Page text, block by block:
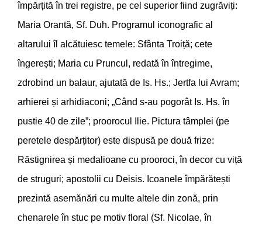
împărțită în trei registre, pe cel superior fiind zugrăviți:
Maria Orantă, Sf. Duh. Programul iconografic al
altarului îl alcătuiesc temele: Sfânta Troiță; cete
îngerești; Maria cu Pruncul, redată în întregime,
zdrobind un balaur, ajutată de Is. Hs.; Jertfa lui Avram;
arhierei și arhidiaconi; „Când s-au pogorât Is. Hs. în
pustie 40 de zile”; proorocul Ilie. Pictura tâmplei (pe
peretele despărțitor) este dispusă pe două frize:
Răstignirea și medalioane cu prooroci, în decor cu viță
de struguri; apostolii cu Deisis. Icoanele împărătești
prezintă asemănări cu multe altele din zonă, prin
chenarele în stuc pe motiv floral (Sf. Nicolae, în